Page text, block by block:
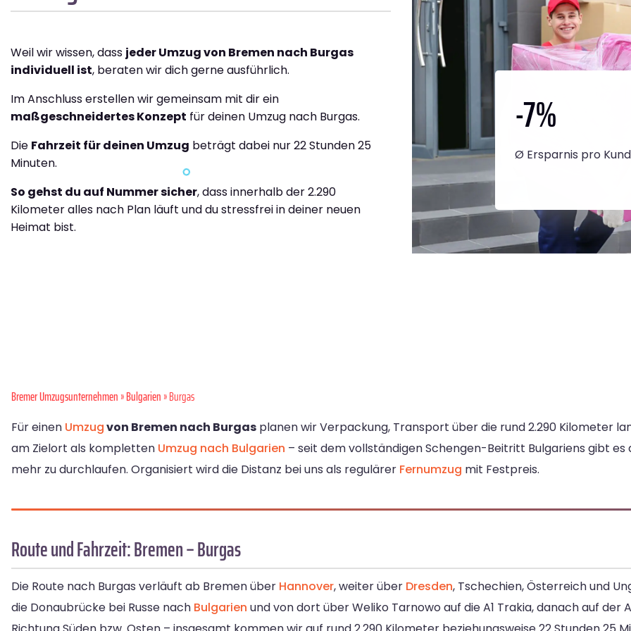
Weil wir wissen, dass jeder Umzug von Bremen nach Burgas
individuell ist, beraten wir dich gerne ausführlich.
Im Anschluss erstellen wir gemeinsam mit dir ein
maßgeschneidertes Konzept für deinen Umzug nach Burgas.
Die Fahrzeit für deinen Umzug beträgt dabei nur 22 Stunden 25
Minuten.
So gehst du auf Nummer sicher, dass innerhalb der 2.290
Kilometer alles nach Plan läuft und du stressfrei in deiner neuen
Heimat bist.
-7%
Ø Ersparnis pro
Bremer Umzugsunternehmen»Bulgarien» Burgas
Für einen Umzugvon Bremen nach Burgas planen wir Verpackung, Transport über die rund 2.290 Kilometer
am Zielort als kompletten Umzug nach Bulgarien – seit dem vollständigen Schengen-Beitritt Bulgariens gibt
mehr zu durchlaufen. Organisiert wird die Distanz bei uns als regulärer Fernumzug mit Festpreis.
Route und Fahrzeit: Bremen – Burgas
Die Route nach Burgas verläuft ab Bremen über Hannover, weiter über Dresden, Tschechien, Österreich und
die Donaubrücke bei Russe nach Bulgarien und von dort über Weliko Tarnowo auf die A1 Trakia, danach auf der